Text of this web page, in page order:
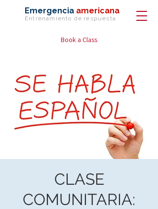
Emergencia americana
Entrenamiento de respuesta
Book a Class
CLASE
COMUNITARIA: